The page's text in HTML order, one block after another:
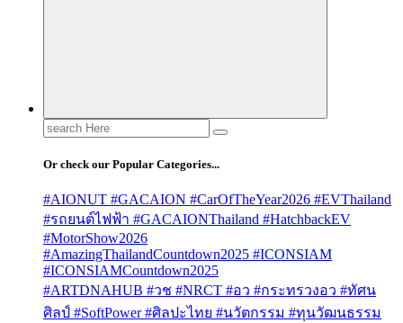
Search
for:
Or check our Popular Categories...
#AIONUT #GACAION #CarOfTheYear2026 #EVThailand
#รถยนต์ไฟฟ้า #GACAIONThailand #HatchbackEV
#MotorShow2026
#AmazingThailandCountdown2025 #ICONSIAM
#ICONSIAMCountdown2025
#ARTDNAHUB #วช #NRCT #อว #กระทรวงอว #ทัศน
ศิลป์ #SoftPower #ศิลปะไทย #นวัตกรรม #ทุนวัฒนธรรม